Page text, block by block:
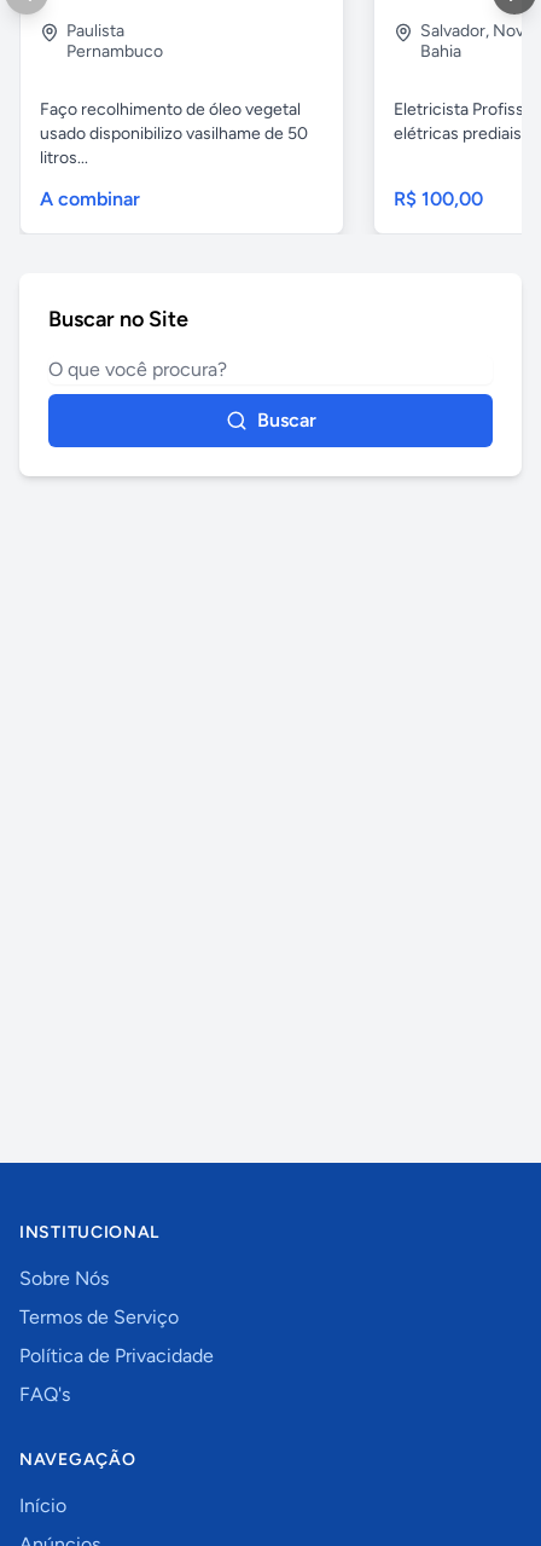
Paulista
Pernambuco
Faço recolhimento de óleo vegetal
usado disponibilizo vasilhame de 50
litros...
A combinar
Salvador, Nova
Bahia
Eletricista
elétricas prediais e
R$ 100,00
Buscar no Site
Buscar
INSTITUCIONAL
Sobre Nós
Termos de Serviço
Política de Privacidade
FAQ's
NAVEGAÇÃO
Início